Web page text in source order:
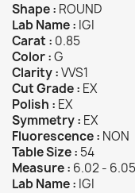
Shape : ROUND
Lab Name : IGI
Carat : 0.85
Color :G
Clarity :VVS1
Cut Grade : EX
Polish : EX
Symmetry : EX
Fluorescence : NON
Table Size : 54
Measure : 6.02 -
Lab Name : IGI